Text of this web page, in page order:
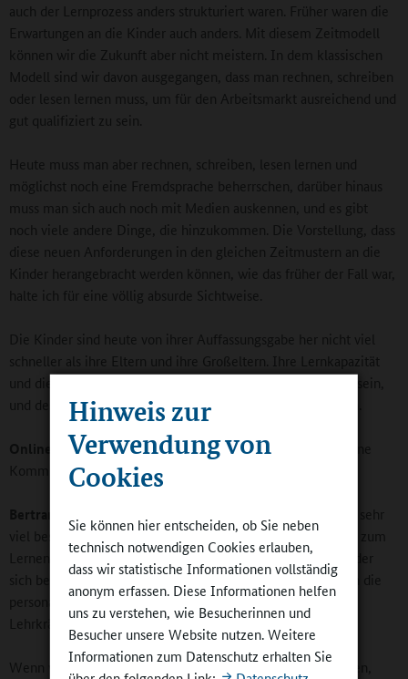
Hinweis zur
Verwendung von
Cookies
Sie können hier entscheiden, ob Sie neben
technisch notwendigen Cookies erlauben,
dass wir statistische Informationen vollständig
anonym erfassen. Diese Informationen helfen
uns zu verstehen, wie Besucherinnen und
Besucher unsere Website nutzen. Weitere
Informationen zum Datenschutz erhalten Sie
auch der Lernprozess anders strukturiert waren. Früher waren die
Erwartungen an die Kinder auch anders. Mit diesem Zeitmodell
können wir die Zukunft aber nicht meistern. In dem klassischen
Modell sind wir davon ausgegangen, dass man rechnen, schreiben
oder lesen lernen muss, um für den Arbeitsmarkt ausreichend und
gut qualifiziert zu sein.
Heute muss man aber rechnen, schreiben, lesen lernen und
möglichst noch eine Fremdsprache beherrschen, darüber hinaus
muss man sich auch noch mit Medien auskennen, und es gibt
noch viele andere Dinge, die hinzukommen. Die Vorstellung, dass
diese neuen Anforderungen in den gleichen Zeitmustern an die
Kinder herangebracht werden können, wie das früher der Fall war,
halte ich für eine völlig absurde Sichtweise.
Die Kinder sind heute von ihrer Auffassungsgabe her nicht viel
schneller als ihre Eltern und ihre Großeltern. Ihre Lernkapazität
und die Lernschnelligkeit dürfte ungefähr gleich geblieben sein,
und deshalb müssen wir mehr Zeit in die Kinder investieren.
Online-Redaktion:Und welchen Stellenwert haben moderne
Kommunikationsmittel für die Schulen?
Bertram:
Auch wenn die technische Kommunikation heute sehr
viel besser ist, als das in früheren Jahrzehnten der Fall war - zum
Lernen brauchen Kinder vor allem andere Kinder: Weil Kinder
sich beim Lernen vergleichen. Außerdem brauchen sie auch die
personale Kommunikation und die Unterstützung durch die
Lehrkräfte und Eltern.
Wenn wir also die Anforderungen in diesem Bereich erhöhen,